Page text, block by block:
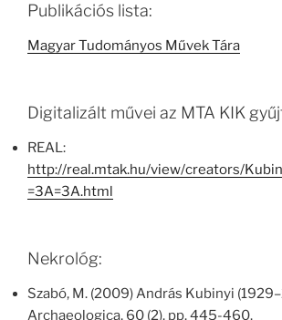
Publikációs lista:
Magyar Tudományos Művek Tára
Digitalizált művei az MTA KIK
REAL:
http://real.mtak.hu/view/creators/
=3A=3A.html
Nekrológ:
Szabó, M. (2009) András Kubinyi
Archaeologica, 60 (2). pp. 445-460.